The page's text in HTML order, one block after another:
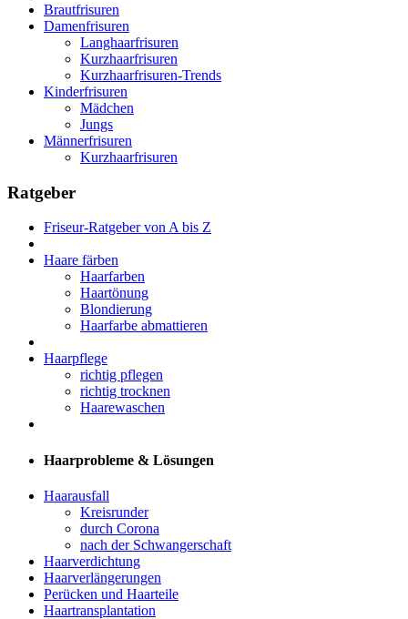
Brautfrisuren
Damenfrisuren
Langhaarfrisuren
Kurzhaarfrisuren
Kurzhaarfrisuren-Trends
Kinderfrisuren
Mädchen
Jungs
Männerfrisuren
Kurzhaarfrisuren
Ratgeber
Friseur-Ratgeber von A bis Z
Haare färben
Haarfarben
Haartönung
Blondierung
Haarfarbe abmattieren
Haarpflege
richtig pflegen
richtig trocknen
Haarewaschen
Haarprobleme & Lösungen
Haarausfall
Kreisrunder
durch Corona
nach der Schwangerschaft
Haarverdichtung
Haarverlängerungen
Perücken und Haarteile
Haartransplantation